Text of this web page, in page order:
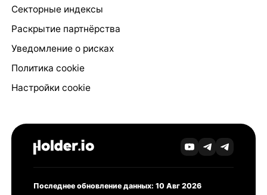
Секторные индексы
Раскрытие партнёрства
Уведомление о рисках
Политика cookie
Настройки cookie
Последнее обновление данных: 10 Авг 2026